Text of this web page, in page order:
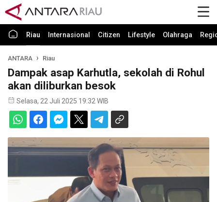
Riau Internasional Citizen Lifestyle Olahraga
ANTARA Riau
Dampak asap Karhutla, sekolah di Rohul
akan diliburkan besok
Selasa, 22 Juli 2025 19:32 WIB